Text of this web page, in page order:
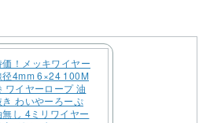
価！メッキワイヤー
径4mm 6×24 100M
ワイヤーロープ 油
き わいやーろーぷ
無し 4ミリワイヤー